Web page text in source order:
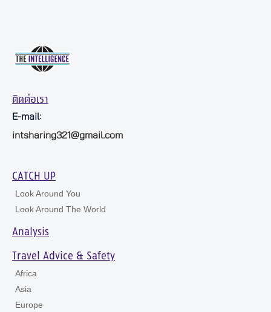
ติดต่อเรา
E-mail:
intsharing321@gmail.com
CATCH UP
Look Around You
Look Around The World
Analysis
Travel Advice & Safety
Africa
Asia
Europe